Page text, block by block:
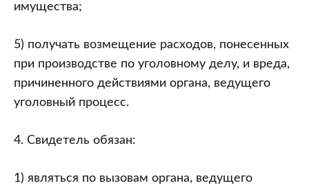
имущества;
5) получать возмещение расходов, понесенных
при производстве по уголовному делу, и вреда,
причиненного действиями органа, ведущего
уголовный процесс.
4. Свидетель обязан:
1) являться по вызовам органа, ведущего